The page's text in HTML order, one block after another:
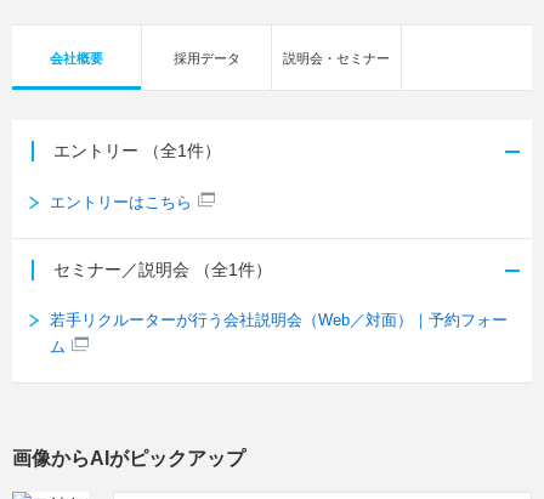
会社概要 採用データ 説明会・セミナー
エントリー （全1件）
エントリーはこちら
セミナー／説明会 （全1件）
若手リクルーターが行う会社説明会（Web／対面）｜予約フォー
ム
画像からAIがピックアップ